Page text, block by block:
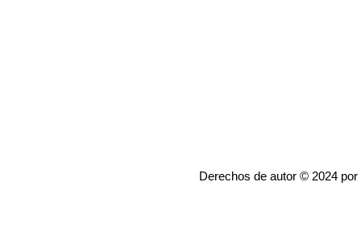
Derechos de autor © 2024